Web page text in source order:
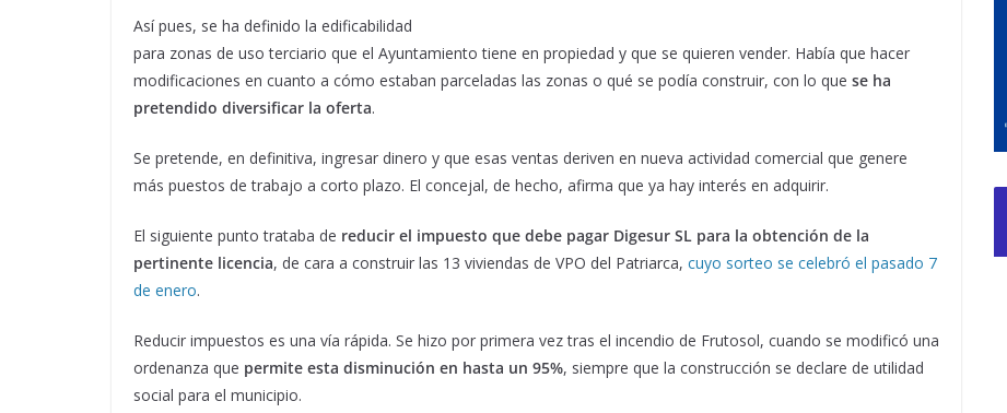
Así pues, se ha definido la edificabilidad
para zonas de uso terciario que el Ayuntamiento tiene en propiedad y que se quieren vender. Había que hacer
modificaciones en cuanto a cómo estaban parceladas las zonas o qué se podía construir, con lo que se ha
pretendido diversificar la oferta.
Se pretende, en definitiva, ingresar dinero y que esas ventas deriven en nueva actividad comercial que genere
más puestos de trabajo a corto plazo. El concejal, de hecho, afirma que ya hay interés en adquirir.
El siguiente punto trataba de reducir el impuesto que debe pagar Digesur SL para la obtención de la
pertinente licencia, de cara a construir las 13 viviendas de VPO del Patriarca, cuyo sorteo se celebró el pasado 7
de enero.
Reducir impuestos es una vía rápida. Se hizo por primera vez tras el incendio de Frutosol, cuando se modificó una
ordenanza que permite esta disminución en hasta un 95%, siempre que la construcción se declare de utilidad
social para el municipio.